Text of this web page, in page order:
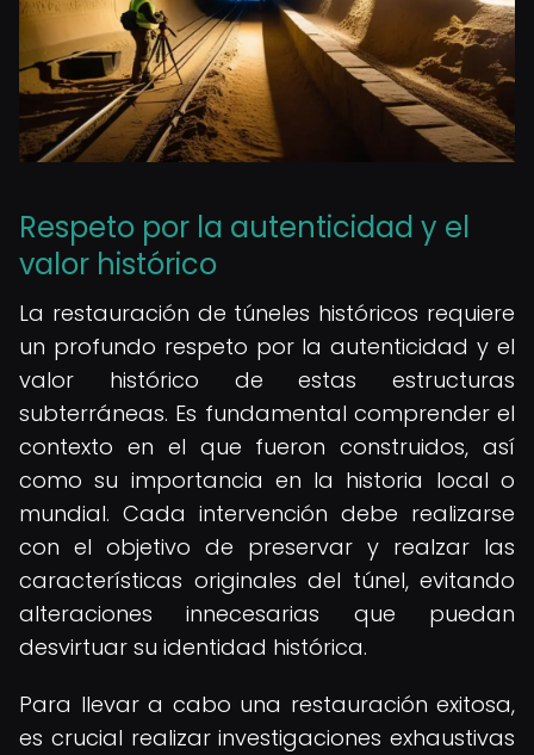
Respeto por la autenticidad y el
valor histórico
La restauración de túneles históricos requiere
un profundo respeto por la autenticidad y el
valor histórico de estas estructuras
subterráneas. Es fundamental comprender el
contexto en el que fueron construidos, así
como su importancia en la historia local o
mundial. Cada intervención debe realizarse
con el objetivo de preservar y realzar las
características originales del túnel, evitando
alteraciones innecesarias que puedan
desvirtuar su identidad histórica.
Para llevar a cabo una restauración exitosa,
es crucial realizar investigaciones exhaustivas